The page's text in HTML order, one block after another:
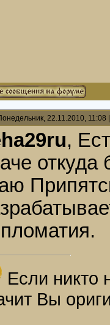
22.11.2010,
,
Если никто
Вы